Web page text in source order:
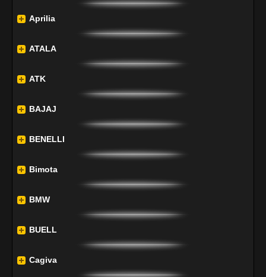
Aprilia
ATALA
ATK
BAJAJ
BENELLI
Bimota
BMW
BUELL
Cagiva